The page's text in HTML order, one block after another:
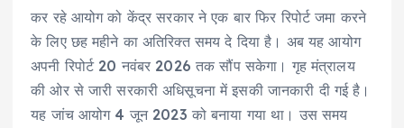
कर रहे आयोग को केंद्र सरकार ने एक बार फिर रिपोर्ट जमा करने
के लिए छह महीने का अतिरिक्त समय दे दिया है। अब यह आयोग
अपनी रिपोर्ट 20 नवंबर 2026 तक सौंप सकेगा। गृह मंत्रालय
की ओर से जारी सरकारी अधिसूचना में इसकी जानकारी दी गई है।
यह जांच आयोग 4 जून 2023 को बनाया गया था। उस समय